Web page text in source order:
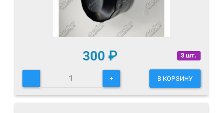
3 шт.
300 ₽
- + В КОРЗИНУ